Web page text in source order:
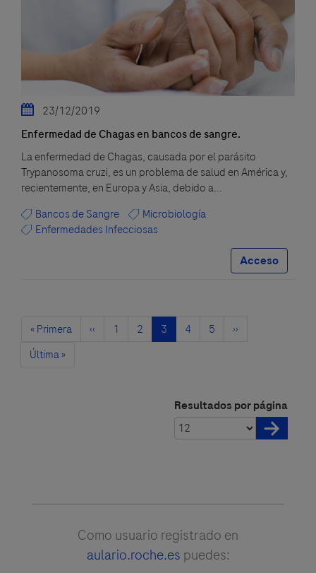
23/12/2019
Enfermedad de Chagas en bancos de sangre.
La enfermedad de Chagas, causada por el parásito
Trypanosoma cruzi, es un problema de salud en América y,
recientemente, en Europa y Asia, debido a...
Bancos de Sangre
Microbiología
Enfermedades Infecciosas
Acceso
Primera
página
« Primera
Página
‹‹ Página
1 Página
2
Página
actual
3 Página
4 Página
5
Siguiente
››
Última
Última »
Resultados por página
Como usuario registrado en
aulario.roche.es puedes: